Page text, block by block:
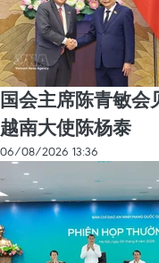
国会主席陈青敏
越南大使陈杨泰
06/08/2026 13:36